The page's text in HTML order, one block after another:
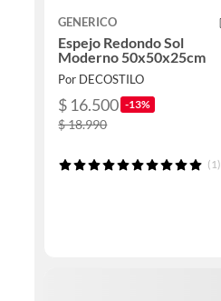
GENERICO
Espejo Redondo Sol
Moderno 50x50x25cm
Por DECOSTILO
$ 16.500 -13%
$ 18.990
(1)